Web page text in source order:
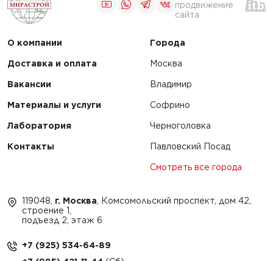
продвижение
сайта
О компании
Доставка и оплата
Вакансии
Материалы и услуги
Лаборатория
Контакты
Города
Москва
Владимир
Софрино
Черноголовка
Павловский Посад
Смотреть все города
119048, г. Москва , Комсомольский проспект, дом 42,
строение 1,
подъезд 2, этаж 6
+7 (925) 534-64-89